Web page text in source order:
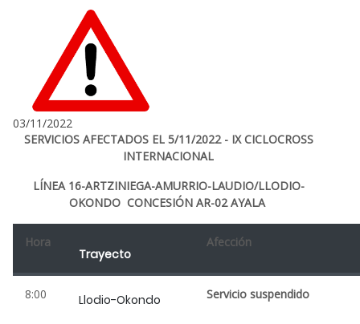
03/11/2022
SERVICIOS AFECTADOS EL 5/11/2022 - IX CICLOCROSS
INTERNACIONAL
LÍNEA 16-ARTZINIEGA-AMURRIO-LAUDIO/LLODIO-
OKONDO CONCESIÓN AR-02 AYALA
Hora
Trayecto
Afección
8:00 Llodio-Okondo Servicio suspendido